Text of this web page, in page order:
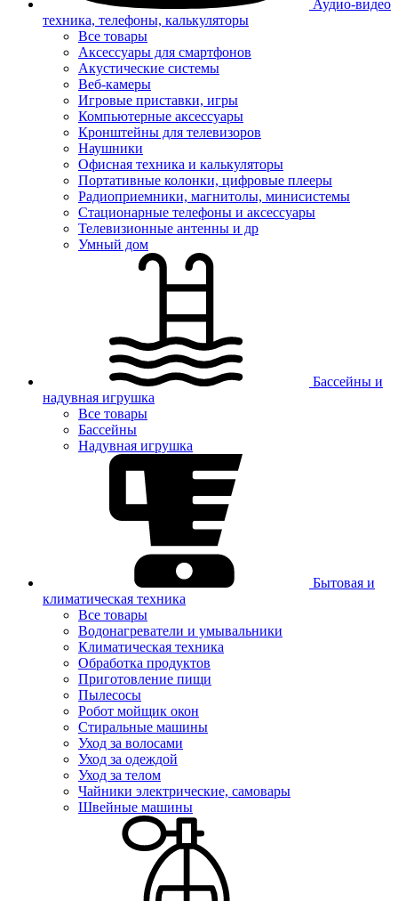
Аудио-видео
техника, телефоны, калькуляторы
Все товары
Аксессуары для смартфонов
Акустические системы
Веб-камеры
Игровые приставки, игры
Компьютерные аксессуары
Кронштейны для телевизоров
Наушники
Офисная техника и калькуляторы
Портативные колонки, цифровые плееры
Радиоприемники, магнитолы, минисистемы
Стационарные телефоны и аксессуары
Телевизионные антенны и др
Умный дом
Бассейны и
надувная игрушка
Все товары
Бассейны
Надувная игрушка
Бытовая и
климатическая техника
Все товары
Водонагреватели и умывальники
Климатическая техника
Обработка продуктов
Приготовление пищи
Пылесосы
Робот мойщик окон
Стиральные машины
Уход за волосами
Уход за одеждой
Уход за телом
Чайники электрические, самовары
Швейные машины